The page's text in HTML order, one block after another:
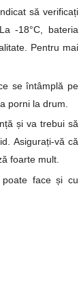
să verificați
-18°C, bateria
Pentru mai
se întâmplă pe
porni la drum.
țăși va trebui să
Asigurați-vă că
foarte mult.
poate faceși cu